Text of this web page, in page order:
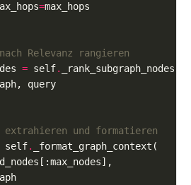
=
Relevanz rangieren
= self.
extrahieren und formatieren
self.